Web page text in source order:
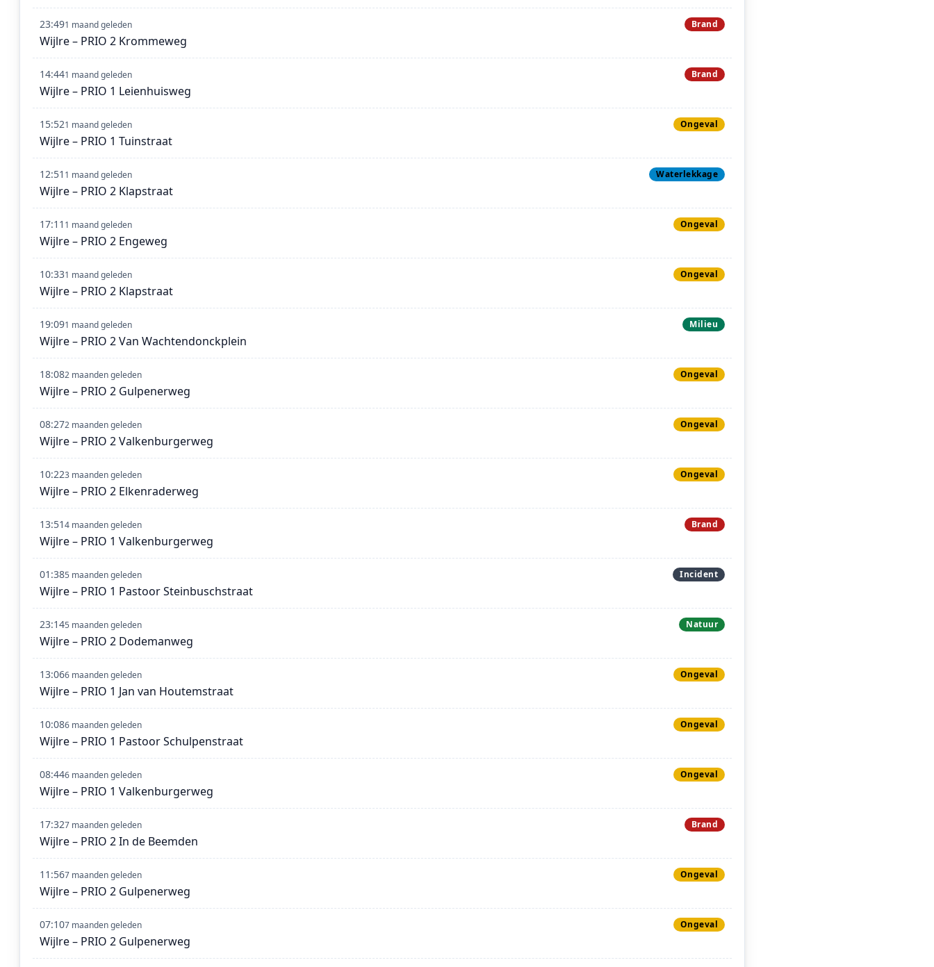
23:491 maand geleden Brand
Wijlre – PRIO 2 Krommeweg
14:441 maand geleden Brand
Wijlre – PRIO 1 Leienhuisweg
15:521 maand geleden Ongeval
Wijlre – PRIO 1 Tuinstraat
12:51 1 maand geleden Waterlekkage
Wijlre – PRIO 2 Klapstraat
17:11 1 maand geleden Ongeval
Wijlre – PRIO 2 Engeweg
10:331 maand geleden Ongeval
Wijlre – PRIO 2 Klapstraat
19:091 maand geleden Milieu
Wijlre – PRIO 2 Van Wachtendonckplein
18:082 maanden geleden Ongeval
Wijlre – PRIO 2 Gulpenerweg
08:272 maanden geleden Ongeval
Wijlre – PRIO 2 Valkenburgerweg
10:223 maanden geleden Ongeval
Wijlre – PRIO 2 Elkenraderweg
13:514 maanden geleden Brand
Wijlre – PRIO 1 Valkenburgerweg
01:385 maanden geleden Incident
Wijlre – PRIO 1 Pastoor Steinbuschstraat
23:145 maanden geleden Natuur
Wijlre – PRIO 2 Dodemanweg
13:066 maanden geleden Ongeval
Wijlre – PRIO 1 Jan van Houtemstraat
10:086 maanden geleden Ongeval
Wijlre – PRIO 1 Pastoor Schulpenstraat
08:446 maanden geleden Ongeval
Wijlre – PRIO 1 Valkenburgerweg
17:327 maanden geleden Brand
Wijlre – PRIO 2 In de Beemden
11:567 maanden geleden Ongeval
Wijlre – PRIO 2 Gulpenerweg
07:107 maanden geleden Ongeval
Wijlre – PRIO 2 Gulpenerweg